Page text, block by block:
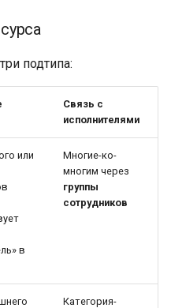
подтипа:
Связь с
исполнителями
или
в
Многие-ко-
многим через
группы
сотрудников
Категория-